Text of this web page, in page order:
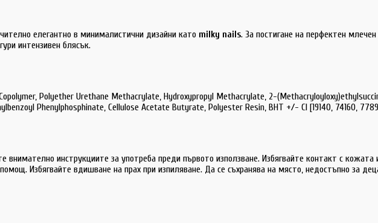
елегантно в минималистични дизайни като milky nails. За постигане на перфектен
интензивен блясък.
Polyether Urethane Methacrylate, Hydroxypropyl Methacrylate, 2-
Phenylphosphinate, Cellulose Acetate Butyrate, Polyester Resin, BHT +/- CI [19140, 74160,
внимателно инструкциите за употреба преди първото използване. Избягвайте контакт с
Избягвайте вдишване на прах при изпиляване. Да се съхранява на място, недостъпно за